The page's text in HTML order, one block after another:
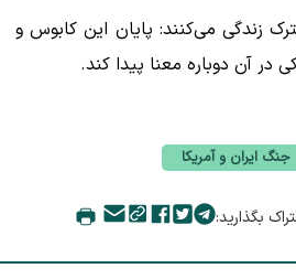
زندگی می‌کنند: پایان این کابوس و
در آن دوباره معنا پیدا کند.
جنگ ایران و آمریکا
بگذارید: